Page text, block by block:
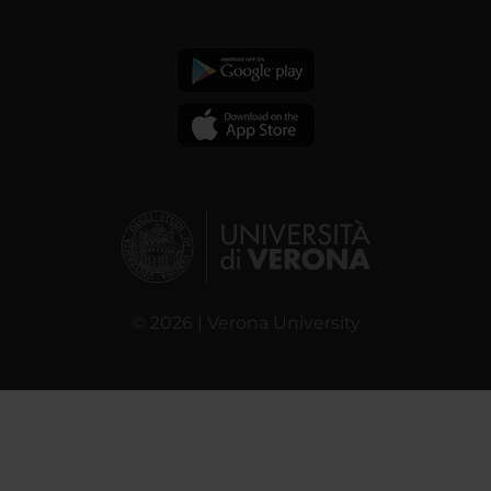
© 2026 | Verona University